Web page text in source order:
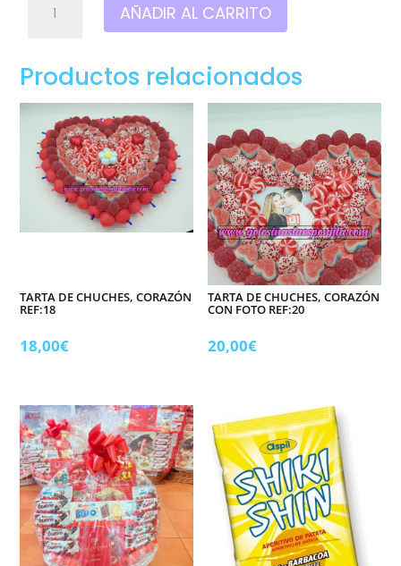
arroz
12g.
cantidad
AÑADIR AL CARRITO
Productos relacionados
TARTA DE CHUCHES, CORAZÓN
REF:18
18,00€
TARTA DE CHUCHES, CORAZÓN
CON FOTO REF:20
20,00€